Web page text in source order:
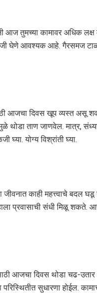
आज तुमच्या कामावर अधिक
घेणे आवश्यक आहे. गैरसमज
आजचा दिवस खूप व्यस्त असू
थोडा ताण जाणवेल. मात्र,
घ्या. योग्य विश्रांती घ्या.
जीवनात काही महत्त्वाचे बदल
प्रवासाची संधी मिळू शकते.
आजचा दिवस थोडा चढ-
सुधारणा होईल.